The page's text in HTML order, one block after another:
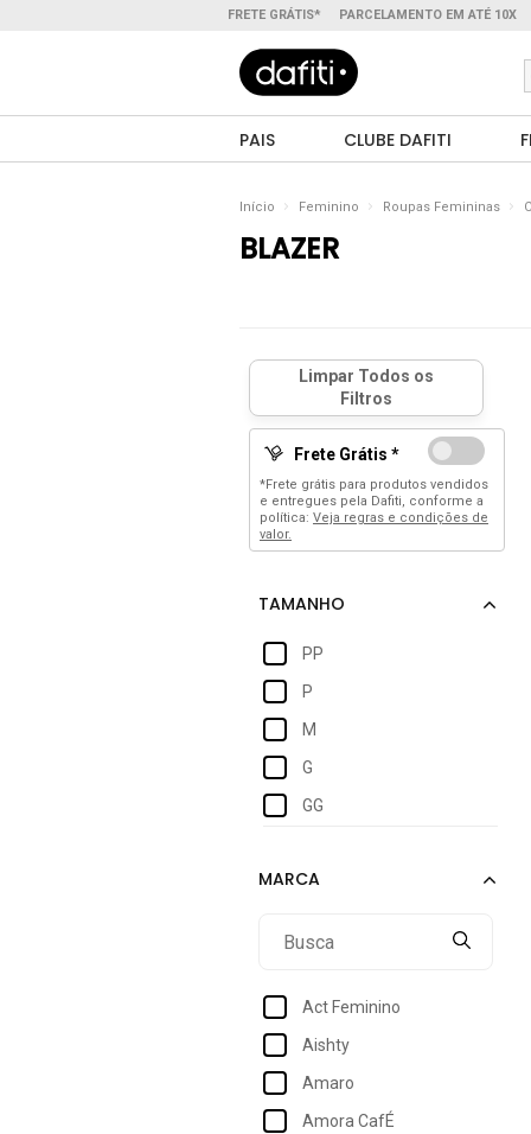
FRETE GRÁTIS* PARCELAMENTO EM ATÉ 10X
PAIS CLUBE DAFITI
Início Feminino Roupas Femininas
BLAZER
Frete Grátis *
*Frete grátis para produtos vendidos
e entregues pela Dafiti, conforme a
política: Veja regras e condições de
valor.
PP
P
M
G
GG
Act Feminino
Aishty
Amaro
Amora CafÉ